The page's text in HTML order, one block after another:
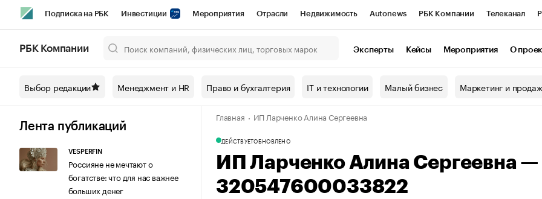
Подписка на РБК Инвестиции Мероприятия Отрасли Недвижимость Autonews РБК Компании Телеканал
Спецпроекты СПб Конференции СПб Спецпроекты Проверка контрагентов
Технологии и медиа Рынок наличной валюты
РБК Компании Эксперты Кейсы Мероприятия О
Выбор редакции Менеджмент и HR Право и бухгалтерия IT и технологии Малый бизнес Маркетинг и
Лента публикаций
VESPERFIN
Россияне не мечтают о
богатстве: что для нас важнее
больших денег
Главная ИП Ларченко Алина Сергеевна
ДЕЙСТВУЕТОБНОВЛЕНО
ИП Ларченко Алина Сергеевна
320547600033822